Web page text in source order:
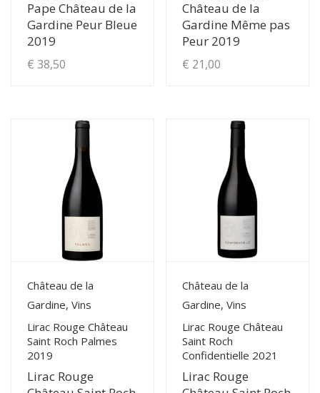
Pape Château de la
Gardine Peur Bleue
2019
€ 38,50
Château de la
Gardine Même pas
Peur 2019
€ 21,00
View Details
Château de la
Gardine, Vins
Lirac Rouge Château
Saint Roch Palmes
2019
Lirac Rouge
View Details
Château de la
Gardine, Vins
Lirac Rouge Château
Saint Roch
Confidentielle 2021
Lirac Rouge